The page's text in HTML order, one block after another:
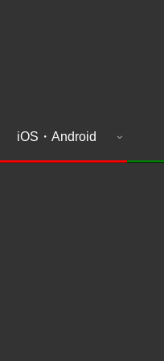
iOS・Android